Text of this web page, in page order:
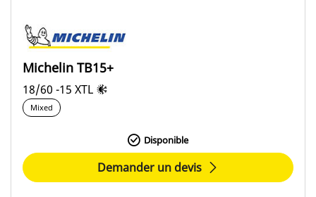
Covering
All (4)
Asphalt (0)
GT (0)
Snow and ice (0)
Michelin TB15+
18/60 -15 XTL
Mixed
Disponible
Demander un devis